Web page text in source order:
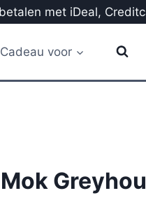
met iDeal,
Cadeau voor
Mok